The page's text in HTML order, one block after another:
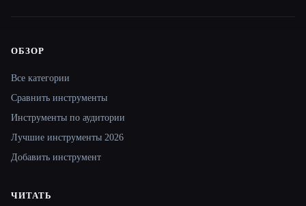
Site navigation
ОБЗОР
Все категории
Сравнить инструменты
Инструменты по аудитории
Лучшие инструменты 2026
Добавить инструмент
ЧИТАТЬ